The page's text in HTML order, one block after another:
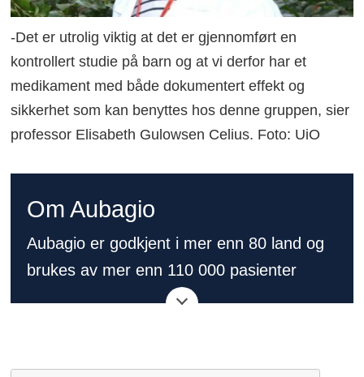
-Det er utrolig viktig at det er gjennomført en
kontrollert studie på barn og at vi derfor har et
medikament med både dokumentert effekt og
sikkerhet som kan benyttes hos denne gruppen, sier
professor Elisabeth Gulowsen Celius. Foto: UiO
Om Aubagio
Aubagio er godkjent i mer enn 80 land og
brukes av mer enn 110 000 pasienter
globalt til behandling av voksne pasienter